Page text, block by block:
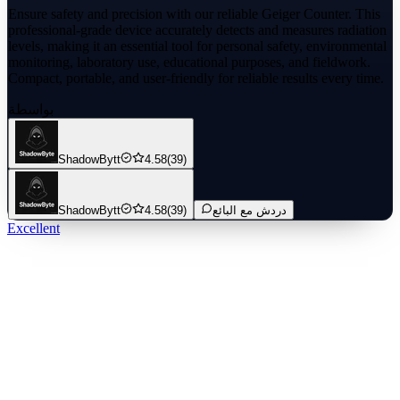
Ensure safety and precision with our reliable Geiger Counter. This
professional-grade device accurately detects and measures radiation
levels, making it an essential tool for personal safety, environmental
monitoring, laboratory use, educational purposes, and fieldwork.
Compact, portable, and user-friendly for reliable results every time.
بواسطة
ShadowBytt 4.58(39)
ShadowBytt 4.58(39) دردش مع البائع
Excellent